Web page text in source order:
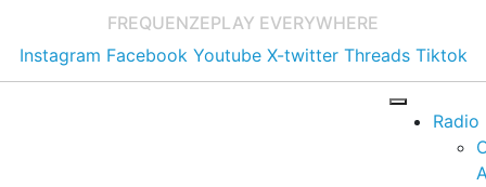
FREQUENZEPLAY EVERYWHERE
Instagram Facebook Youtube X-twitter Threads Tiktok
Radio